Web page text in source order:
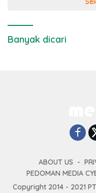
Banyak dicari
ABOUT US
PEDOMAN MEDIA
Copyright 2014 - 2021